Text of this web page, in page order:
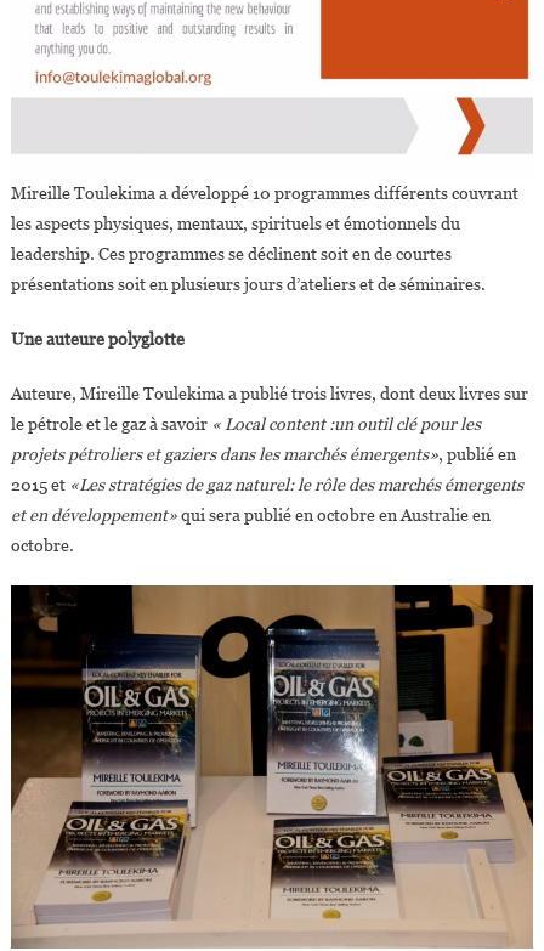
Mireille Toulekima a développé 10 programmes différents couvrant
les aspects physiques, mentaux, spirituels et émotionnels du
leadership. Ces programmes se déclinent soit en de courtes
présentations soit en plusieurs jours d’ateliers et de séminaires.
Une auteure polyglotte
Auteure, Mireille Toulekima a publié trois livres, dont deux livres sur
le pétrole et le gaz à savoir « Local content :un outil clé pour les
projets pétroliers et gaziers dans les marchés émergents», publié en
2015 et «Les stratégies de gaz naturel: le rôle des marchés émergents
et en développement»qui sera publié en octobre en Australie en
octobre.